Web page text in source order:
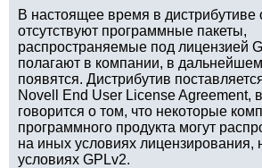
В настоящее время в дистрибутиве
отсутствуют программные пакеты,
распространяемые под лицензией
полагают в компании, в
появятся. Дистрибутив
Novell End User License Agreement,
говорится о том, что некоторые
программного продукта могут
на иных условиях лицензирования,
условиях GPLv2.